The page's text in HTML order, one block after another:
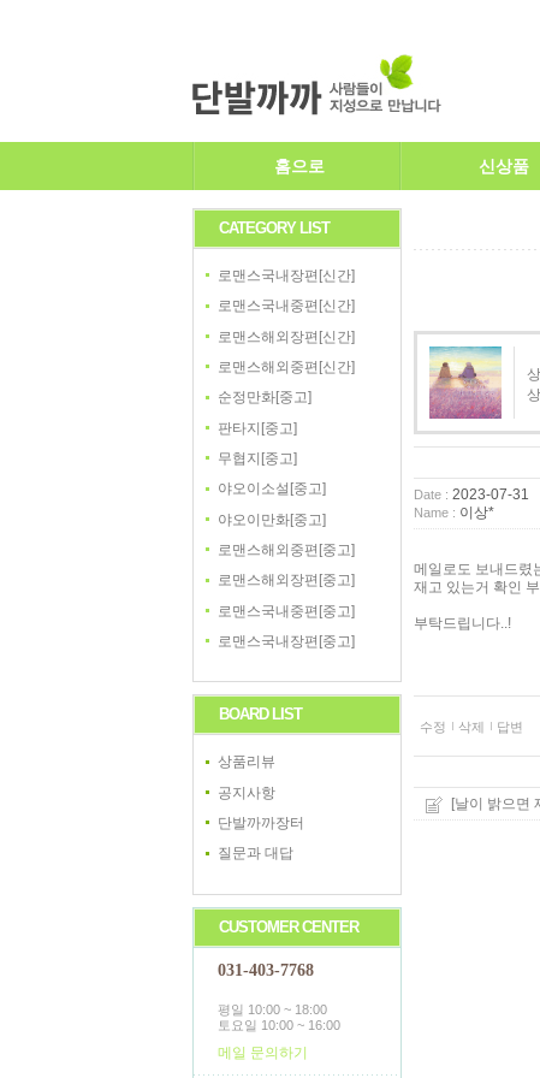
홈으로 신상품
CATEGORY LIST
로맨스국내장편[신간]
로맨스국내중편[신간]
로맨스해외장편[신간]
로맨스해외중편[신간]
순정만화[중고]
판타지[중고]
무협지[중고]
야오이소설[중고]
야오이만화[중고]
로맨스해외중편[중고]
로맨스해외장편[중고]
로맨스국내중편[중고]
로맨스국내장편[중고]
BOARD LIST
상품리뷰
공지사항
단발까까장터
질문과 대답
CUSTOMER CENTER
031-403-7768
평일 10:00 ~ 18:00
토요일 10:00 ~ 16:00
메일 문의하기
Date : 2023-07-31
Name : 이상*
메일로도 보내드렸
재고 있는거 확인
부탁드립니다..!
수정 삭제 답변
[날이 밝으면